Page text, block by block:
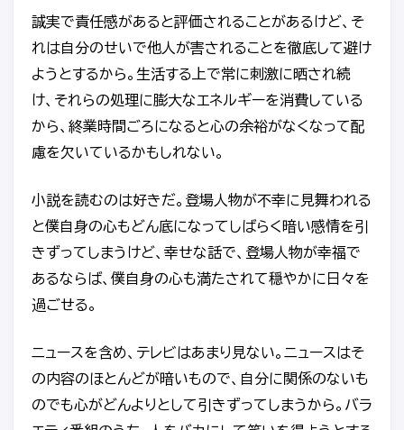
誠実で責任感があると評価されることがあるけど、そ
れは自分のせいで他人が害されることを徹底して避け
ようとするから。生活する上で常に刺激に晒され続
け、それらの処理に膨大なエネルギーを消費している
から、終業時間ごろになると心の余裕がなくなって配
慮を欠いているかもしれない。
小説を読むのは好きだ。登場人物が不幸に見舞われる
と僕自身の心もどん底になってしばらく暗い感情を引
きずってしまうけど、幸せな話で、登場人物が幸福で
あるならば、僕自身の心も満たされて穏やかに日々を
過ごせる。
ニュースを含め、テレビはあまり見ない。ニュースはそ
の内容のほとんどが暗いもので、自分に関係のないも
のでも心がどんよりとして引きずってしまうから。バラ